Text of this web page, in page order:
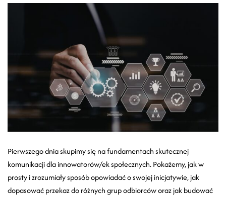
Pierwszego dnia skupimy się na fundamentach skutecznej
komunikacji dla innowatorów/ek społecznych. Pokażemy, jak w
prosty i zrozumiały sposób opowiadać o swojej inicjatywie, jak
dopasować przekaz do różnych grup odbiorców oraz jak budować